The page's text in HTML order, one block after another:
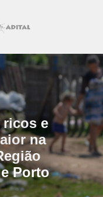
ricos e
na
Porto